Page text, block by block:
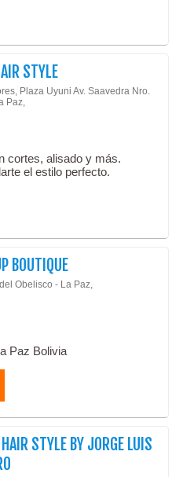
STYLE
Plaza Uyuni Av. Saavedra Nro.
Paz,
cortes, alisado y más.
el estilo perfecto.
BOUTIQUE
Obelisco - La Paz,
Paz Bolivia
HAIR STYLE BY JORGE LUIS